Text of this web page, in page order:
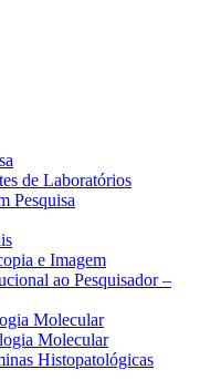
de Laboratórios
Pesquisa
e Imagem
ao Pesquisador –
Molecular
Molecular
Histopatológicas